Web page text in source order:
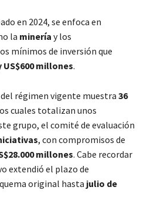
en 2024, se enfoca en
la minería y los
mínimos de inversión que
US$600 millones.
régimen vigente muestra 36
cuales totalizan unos
grupo, el comité de evaluación
, con compromisos de
millones. Cabe recordar
extendió el plazo de
original hasta julio de